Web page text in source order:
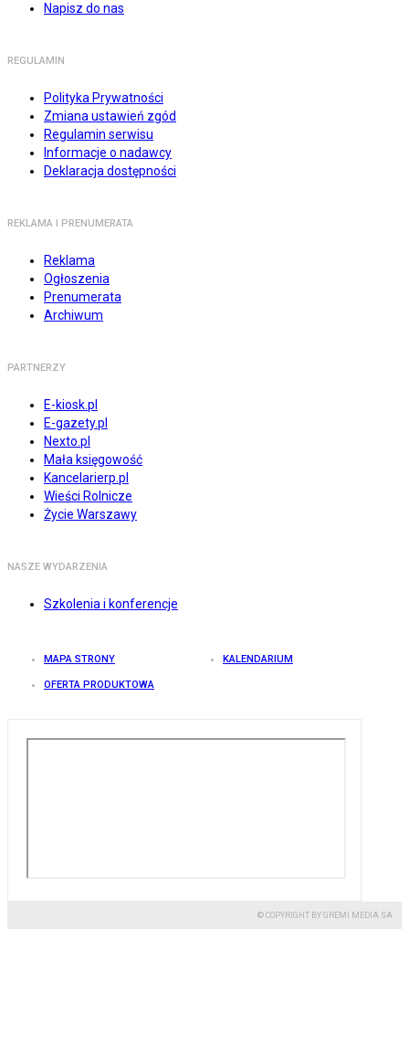
Napisz do nas
REGULAMIN
Polityka Prywatności
Zmiana ustawień zgód
Regulamin serwisu
Informacje o nadawcy
Deklaracja dostępności
REKLAMA I PRENUMERATA
Reklama
Ogłoszenia
Prenumerata
Archiwum
PARTNERZY
E-kiosk.pl
E-gazety.pl
Nexto.pl
Mała księgowość
Kancelarierp.pl
Wieści Rolnicze
Życie Warszawy
NASZE WYDARZENIA
Szkolenia i konferencje
MAPA STRONY KALENDARIUM
OFERTA PRODUKTOWA
© COPYRIGHT BY GREMI MEDIA SA